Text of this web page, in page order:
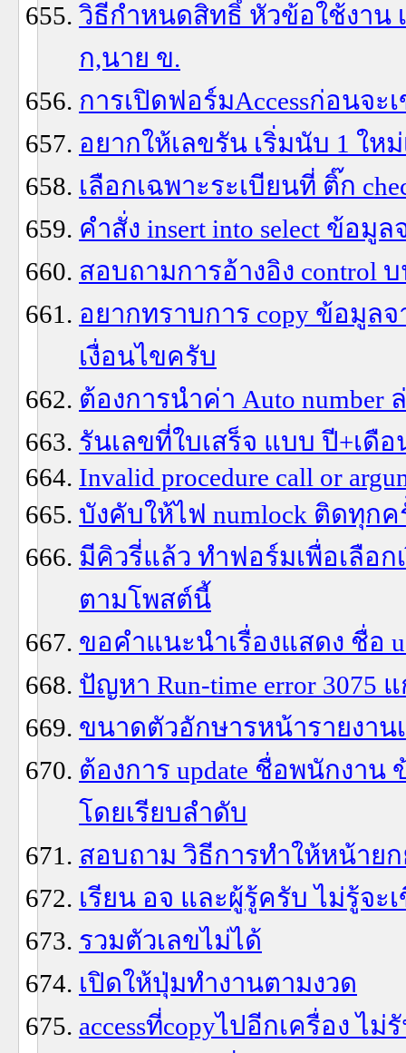
วิธีกำหนดสิทธิ์ หัวข้อใช้งาน
ก,นาย ข.
การเปิดฟอร์มAccessก่อนจ
อยากให้เลขรัน เริ่มนับ 1 ให
เลือกเฉพาะระเบียนที่ ติ๊ก
คำสั่ง insert into select ข้อมู
สอบถามการอ้างอิง control
อยากทราบการ copy ข้อมูลจ
เงื่อนไขครับ
ต้องการนำค่า Auto number
รันเลขที่ใบเสร็จ แบบ ปี+เดื
Invalid procedure call or
บังคับให้ไฟ numlock ติดทุกค
มีคิวรี่แล้ว ทำฟอร์มเพื่อเลือ
ตามโพสต์นี้
ขอคำแนะนำเรื่องแสดง ชื่อ
ปัญหา Run-time error 3075
ขนาดตัวอักษารหน้ารายงาน
ต้องการ update ชื่อพนักงา
โดยเรียบลำดับ
สอบถาม วิธีการทำให้หน้าย
เรียน อจ และผู้รู้ครับ ไม่รู้จะ
รวมตัวเลขไม่ได้
เปิดให้ปุ่มทำงานตามงวด
accessที่copyไปอีกเครื่อง ไม่